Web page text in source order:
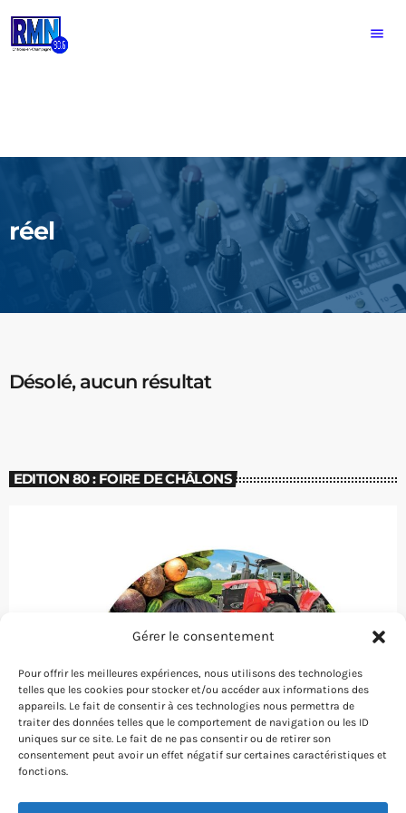
Gérer le consentement
Pour offrir les meilleures expériences, nous utilisons des technologies
telles que les cookies pour stocker et/ou accéder aux informations des
appareils. Le fait de consentir à ces technologies nous permettra de
traiter des données telles que le comportement de navigation ou les ID
uniques sur ce site. Le fait de ne pas consentir ou de retirer son
consentement peut avoir un effet négatif sur certaines caractéristiques et
fonctions.
menu
réel
Désolé, aucun résultat
EDITION 80 : FOIRE DE CHÂLONS